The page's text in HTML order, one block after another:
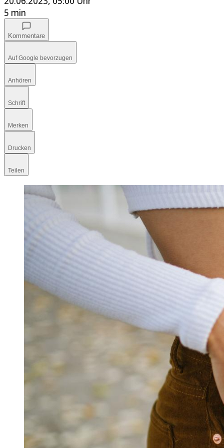
5 min
Kommentare
Auf Google bevorzugen
Anhören
Schrift
Merken
Drucken
Teilen